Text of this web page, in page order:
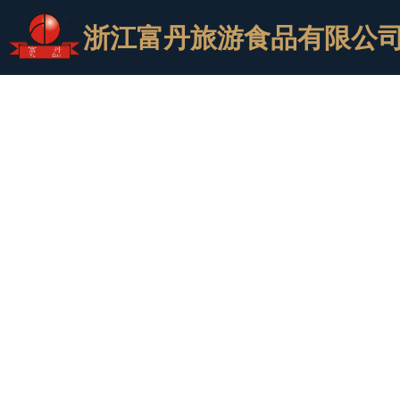
浙江富丹旅游食品有限公